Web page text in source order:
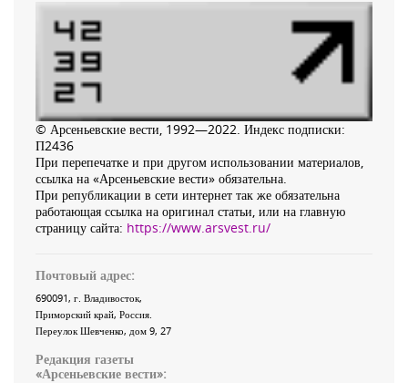
© Арсеньевские вести, 1992—2022. Индекс подписки:
П2436
При перепечатке и при другом использовании материалов,
ссылка на «Арсеньевские вести» обязательна.
При републикации в сети интернет так же обязательна
работающая ссылка на оригинал статьи, или на главную
страницу сайта: https://www.arsvest.ru/
Почтовый адрес:
690091, г. Владивосток,
Приморский край, Россия
Переулок Шевченко, дом 9, 27
Редакция газеты
«Арсеньевские вести»: